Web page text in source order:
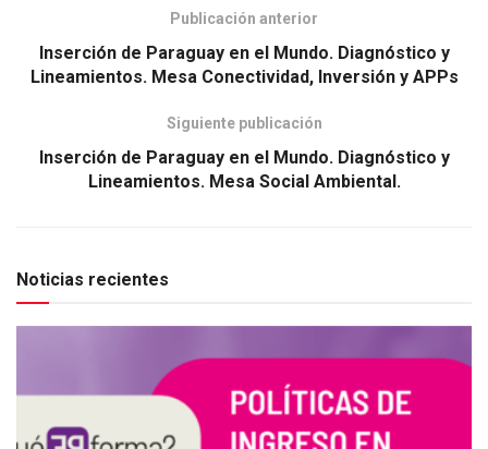
Publicación anterior
Inserción de Paraguay en el Mundo. Diagnóstico y
Lineamientos. Mesa Conectividad, Inversión y APPs
Siguiente publicación
Inserción de Paraguay en el Mundo. Diagnóstico y
Lineamientos. Mesa Social Ambiental.
Noticias recientes